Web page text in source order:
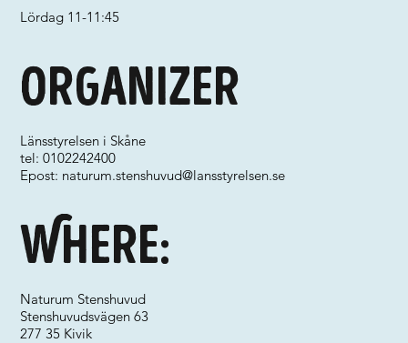
Where:
Organizer
Länsstyrelsen i Skåne
tel: 0102242400
Epost: naturum.stenshuvud@lansstyrelsen.se
Naturum Stenshuvud
Stenshuvudsvägen 63
277 35 Kivik
Lördag 11-11:45